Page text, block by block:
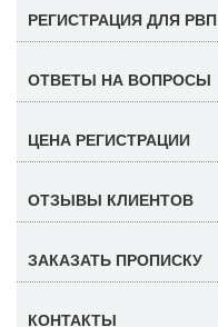
РЕГИСТРАЦИЯ ДЛЯ РВП
ОТВЕТЫ НА ВОПРОСЫ
ЦЕНА РЕГИСТРАЦИИ
ОТЗЫВЫ КЛИЕНТОВ
ЗАКАЗАТЬ ПРОПИСКУ
КОНТАКТЫ